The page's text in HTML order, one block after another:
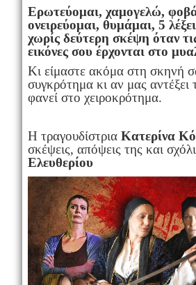
Ερωτεύομαι, χαμογελώ,
ονειρεύομαι, θυμάμαι, 5
χωρίς δεύτερη σκέψη όταν
εικόνες σου έρχονται στο
Κι είμαστε ακόμα στη σκηνή
συγκρότημα κι αν μας αντέξει
φανεί στο χειροκρότημα.
Η τραγουδίστρια Κατερίνα
σκέψεις, απόψεις της και
Ελευθερίου